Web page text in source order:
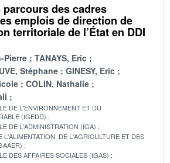
des cadres
emplois de direction de
territoriale de l’État en DDI
Pierre
TANAYS, Eric
Stéphane
GINESY, Eric
COLIN, Nathalie
DE L'ENVIRONNEMENT ET DU
(IGEDD)
DE L'ADMINISTRATION (IGA)
L'ALIMENTATION, DE L'AGRICULTURE ET DES
DES AFFAIRES SOCIALES (IGAS)